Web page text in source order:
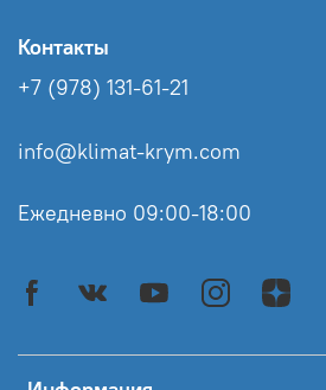
Контакты
+7 (978) 131-61-21
info@klimat-krym.com
Ежедневно 09:00-18:00